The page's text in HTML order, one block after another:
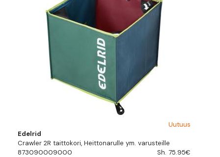
Uutuus
Edelrid
Crawler 2R taittokori, Heittonarulle ym. varusteille
873090009000
Sh. 75.95€